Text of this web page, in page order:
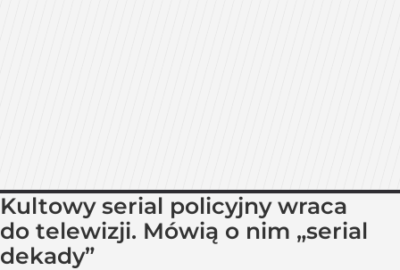
Kultowy serial policyjny wraca
do telewizji. Mówią o nim „serial
dekady”